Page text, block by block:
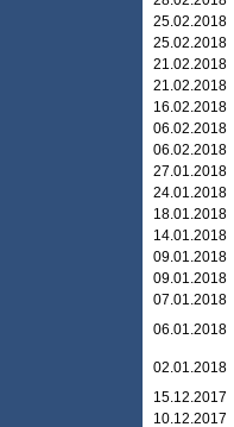
25.02.2018
25.02.2018
21.02.2018
21.02.2018
16.02.2018
06.02.2018
06.02.2018
27.01.2018
24.01.2018
18.01.2018
14.01.2018
09.01.2018
09.01.2018
07.01.2018
06.01.2018
02.01.2018
15.12.2017
10.12.2017